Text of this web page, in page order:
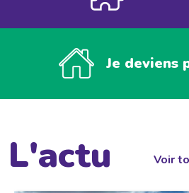
Je deviens
L'actu Voir